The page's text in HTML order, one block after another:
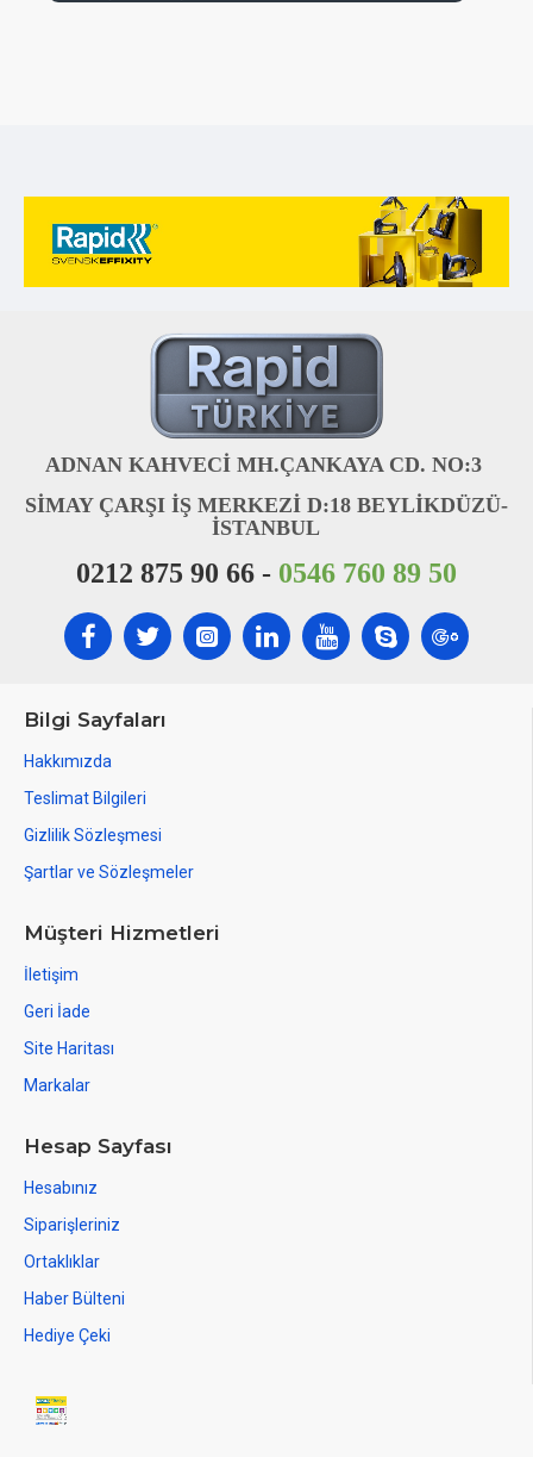
ADNAN KAHVECİ MH.ÇANKAYA CD. NO:3
SİMAY ÇARŞI İŞ MERKEZİ D:18 BEYLİKDÜZÜ-
İSTANBUL
0212 875 90 66 - 0546 760 89 50
Bilgi Sayfaları
Hakkımızda
Teslimat Bilgileri
Gizlilik Sözleşmesi
Şartlar ve Sözleşmeler
Müşteri Hizmetleri
İletişim
Geri İade
Site Haritası
Markalar
Hesap Sayfası
Hesabınız
Siparişleriniz
Ortaklıklar
Haber Bülteni
Hediye Çeki